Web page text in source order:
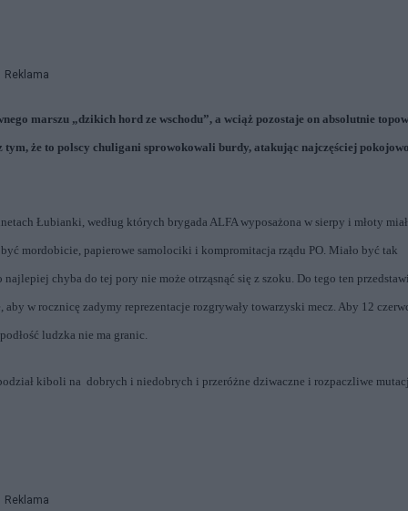
Reklama
marszu „dzikich hord ze wschodu”, a wciąż pozostaje on absolutnie
że to polscy chuligani sprowokowali burdy, atakując najczęściej pokojowo
Łubianki, według których brygada ALFA wyposażona w sierpy i młoty
mordobicie, papierowe samolociki i kompromitacja rządu PO. Miało być tak
najlepiej chyba do tej pory nie może otrząsnąć się z szoku. Do tego ten
w rocznicę zadymy reprezentacje rozgrywały towarzyski mecz. Aby 12
ludzka nie ma granic.
kiboli na dobrych i niedobrych i przeróżne dziwaczne i rozpaczliwe
Reklama